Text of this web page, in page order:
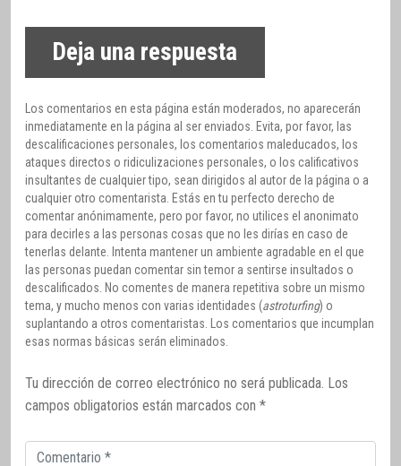
Deja una respuesta
Los comentarios en esta página están moderados, no aparecerán
inmediatamente en la página al ser enviados. Evita, por favor, las
descalificaciones personales, los comentarios maleducados, los
ataques directos o ridiculizaciones personales, o los calificativos
insultantes de cualquier tipo, sean dirigidos al autor de la página o a
cualquier otro comentarista. Estás en tu perfecto derecho de
comentar anónimamente, pero por favor, no utilices el anonimato
para decirles a las personas cosas que no les dirías en caso de
tenerlas delante. Intenta mantener un ambiente agradable en el que
las personas puedan comentar sin temor a sentirse insultados o
descalificados. No comentes de manera repetitiva sobre un mismo
tema, y mucho menos con varias identidades (astroturfing) o
suplantando a otros comentaristas. Los comentarios que incumplan
esas normas básicas serán eliminados.
Tu dirección de correo electrónico no será publicada. Los
campos obligatorios están marcados con *
Comentario